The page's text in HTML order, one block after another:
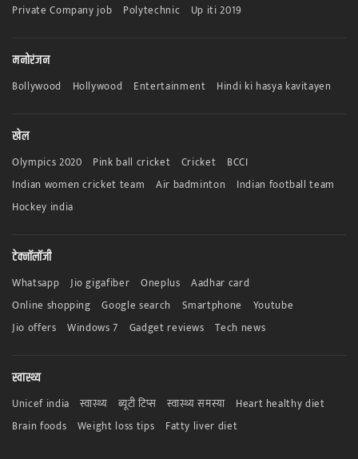
Private Company job
Polytechnic Up iti 2019
मनोरंजन
Bollywood Hollywood Entertainment Hindi ki hasya kavitayen
खेल
Olympics 2020 Pink ball cricket Cricket
BCCI
Indian women cricket team
Air badminton
Indian football team
Hockey india
टेक्नॉलॉजी
Whatsapp Jio gigafiber Oneplus
Aadhar card
Online shopping
Google search Smartphone
Youtube
Jio offers
Windows 7 Gadget reviews Tech news
स्वास्थ्य
Unicef india स्वास्थ्य ब्यूटी टिप्स स्वास्थ्य समस्या
Heart healthy diet
Brain foods
Weight loss tips Fatty liver diet